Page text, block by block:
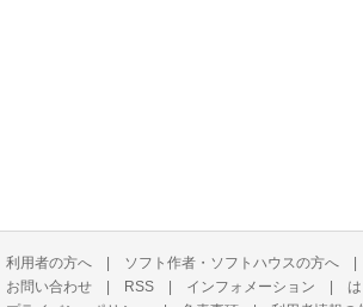
利用者の方へ | ソフト作者・ソフトハウスの方へ |
お問い合わせ | RSS | インフォメーション |